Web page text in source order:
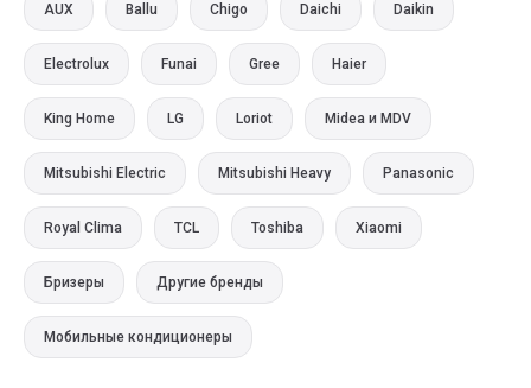
AUX Ballu Chigo Daichi Daikin
Electrolux Funai Gree Haier
King Home LG Loriot Midea и MDV
Mitsubishi Electric Mitsubishi Heavy Panasonic
Royal Clima TCL Toshiba Xiaomi
Бризеры Другие бренды
Мобильные кондиционеры